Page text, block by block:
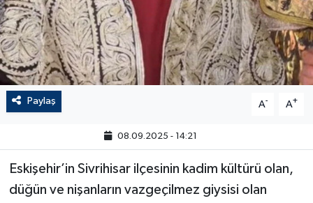
Paylaş A- A+
08.09.2025 - 14:21
Eskişehir’in Sivrihisar ilçesinin kadim kültürü olan,
düğün ve nişanların vazgeçilmez giysisi olan